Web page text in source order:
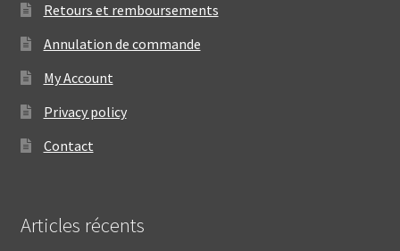
Retours et remboursements
Annulation de commande
My Account
Privacy policy
Contact
Articles récents